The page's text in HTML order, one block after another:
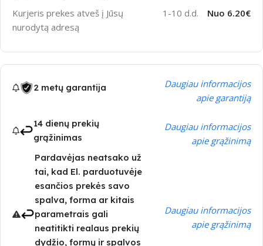
Kurjeris prekes atveš į Jūsų
nurodytą adresą
1-10 d.d. Nuo 6.20€
2 metų garantija
Daugiau informacijos
apie garantiją
14 dienų prekių
grąžinimas
Daugiau informacijos
apie grąžinimą
Pardavėjas neatsako už
tai, kad El. parduotuvėje
esančios prekės savo
spalva, forma ar kitais
parametrais gali
neatitikti realaus prekių
dydžio, formų ir spalvos
Daugiau informacijos
apie grąžinimą